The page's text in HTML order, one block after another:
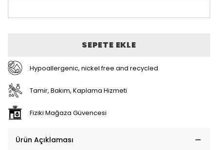
SEPETE EKLE
Hypoallergenic, nickel free and recycled
Tamir, Bakım, Kaplama Hizmeti
Fiziki Mağaza Güvencesi
Ürün Açıklaması